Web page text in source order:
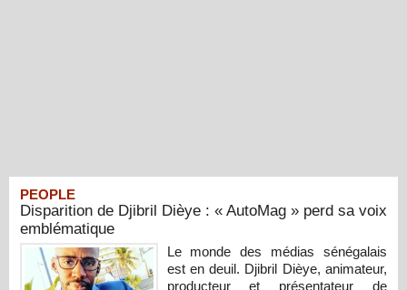
PEOPLE
Disparition de Djibril Dièye : « AutoMag » perd sa voix
emblématique
Le monde des médias sénégalais
est en deuil. Djibril Dièye, animateur,
producteur et présentateur de